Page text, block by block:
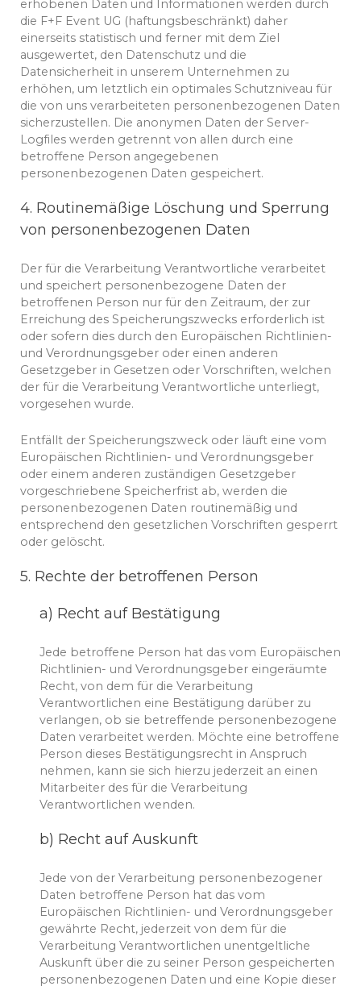
erhobenen Daten und Informationen werden durch
die F+F Event UG (haftungsbeschränkt) daher
einerseits statistisch und ferner mit dem Ziel
ausgewertet, den Datenschutz und die
Datensicherheit in unserem Unternehmen zu
erhöhen, um letztlich ein optimales Schutzniveau für
die von uns verarbeiteten personenbezogenen Daten
sicherzustellen. Die anonymen Daten der Server-
Logfiles werden getrennt von allen durch eine
betroffene Person angegebenen
personenbezogenen Daten gespeichert.
4. Routinemäßige Löschung und Sperrung
von personenbezogenen Daten
Der für die Verarbeitung Verantwortliche verarbeitet
und speichert personenbezogene Daten der
betroffenen Person nur für den Zeitraum, der zur
Erreichung des Speicherungszwecks erforderlich ist
oder sofern dies durch den Europäischen Richtlinien-
und Verordnungsgeber oder einen anderen
Gesetzgeber in Gesetzen oder Vorschriften, welchen
der für die Verarbeitung Verantwortliche unterliegt,
vorgesehen wurde.
Entfällt der Speicherungszweck oder läuft eine vom
Europäischen Richtlinien- und Verordnungsgeber
oder einem anderen zuständigen Gesetzgeber
vorgeschriebene Speicherfrist ab, werden die
personenbezogenen Daten routinemäßig und
entsprechend den gesetzlichen Vorschriften gesperrt
oder gelöscht.
5. Rechte der betroffenen Person
a) Recht auf Bestätigung
Jede betroffene Person hat das vom Europäischen
Richtlinien- und Verordnungsgeber eingeräumte
Recht, von dem für die Verarbeitung
Verantwortlichen eine Bestätigung darüber zu
verlangen, ob sie betreffende personenbezogene
Daten verarbeitet werden. Möchte eine betroffene
Person dieses Bestätigungsrecht in Anspruch
nehmen, kann sie sich hierzu jederzeit an einen
Mitarbeiter des für die Verarbeitung
Verantwortlichen wenden.
b) Recht auf Auskunft
Jede von der Verarbeitung personenbezogener
Daten betroffene Person hat das vom
Europäischen Richtlinien- und Verordnungsgeber
gewährte Recht, jederzeit von dem für die
Verarbeitung Verantwortlichen unentgeltliche
Auskunft über die zu seiner Person gespeicherten
personenbezogenen Daten und eine Kopie dieser